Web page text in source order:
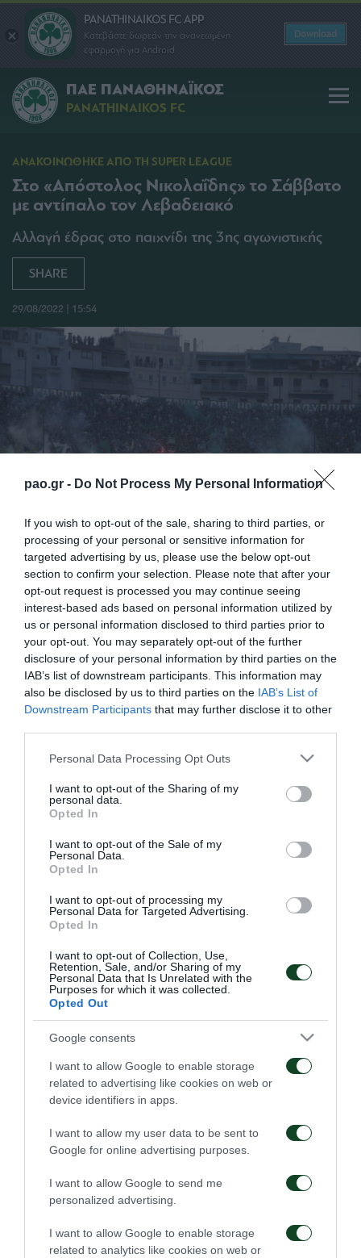
pao.gr - Do Not Process My Personal Information
If you wish to opt-out of the sale, sharing to third parties, or
processing of your personal or sensitive information for
targeted advertising by us, please use the below opt-out
section to confirm your selection. Please note that after your
opt-out request is processed you may continue seeing
interest-based ads based on personal information utilized by
us or personal information disclosed to third parties prior to
your opt-out. You may separately opt-out of the further
disclosure of your personal information by third parties on the
IAB’s list of downstream participants. This information may
also be disclosed by us to third parties on the IAB’s List of
Downstream Participants that may further disclose it to other
Please note that this website/app uses one or more Google
not limited to your visit or usage behaviour. You may click to
grant or deny consent to Google and its third-party tags to
use your data for below specified purposes in below Google
consent section.
Personal Data Processing Opt Outs
I want to opt-out of the Sharing of my
personal data.
Opted In
I want to opt-out of the Sale of my
Personal Data.
Opted In
I want to opt-out of processing my
Personal Data for Targeted Advertising.
Opted In
I want to opt-out of Collection, Use,
Retention, Sale, and/or Sharing of my
Personal Data that Is Unrelated with the
Purposes for which it was collected.
Opted Out
Google consents
I want to allow Google to enable storage
related to advertising like cookies on web or
device identifiers in apps.
I want to allow my user data to be sent to
Google for online advertising purposes.
I want to allow Google to send me
personalized advertising.
I want to allow Google to enable storage
related to analytics like cookies on web or
PANATHINAIKOS FC APP
Κατεβάστε δωρεάν την ανανεωμένη
εφαρμογή για Android
Download
ΠΑΕ ΠΑΝΑΘΗΝΑΪΚΟΣ
PANATHINAIKOS FC
ΑΝΑΚΟΙΝΩΘΗΚΕ ΑΠΟ ΤΗ SUPER LEAGUE
Στο «Απόστολος Νικολαΐδης» το Σάββατο
με αντίπαλο τον Λεβαδειακό
Αλλαγή έδρας στο παιχνίδι της 3ης αγωνιστικής
SHARE
29/08/2022 | 15:54
Στην αλλαγή έδρας του παιχνιδιού της 3ης
αγωνιστικής με αντίπαλο τον Λεβαδεικό προχώρησε
η Super League. Έτσι ο αγώνας θα διεξαχθεί το
προσεχές Σάββατο 3 Σεπτεμβρίου στις 8.30 μ.μ. στο
γήπεδο «Απόστολος Νικολαΐδης» και το αντίστοιχο
ματς της 16ης αγωνιστικής θα γίνει στο Δημοτικό
Οδηγίες προς τους
φιλάθλους για την
αποψινή προσέλευση
στο ΟΑΚΑ
05/08/2026
Η ΠΑΕ Παναθηναϊκός
παρουσιάζει το νέο
υπερσύγχρονο πούλμαν
03/08/2026
αγώνα ΤΣΣΚΑ 1948 –
Παναθηναϊκός
παραμονής του αγώνα
Παναθηναϊκός – ΤΣΣΚΑ
02/08/2026